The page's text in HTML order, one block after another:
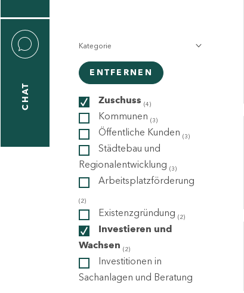
CHAT
Kategorie
ENTFERNEN
Zuschuss (4)
Kommunen (3)
Öffentliche Kunden (3)
Städtebau und
Regionalentwicklung (3)
Arbeitsplatzförderung
(2)
Existenzgründung (2)
Investieren und
Wachsen (2)
Investitionen in
Sachanlagen und Beratung